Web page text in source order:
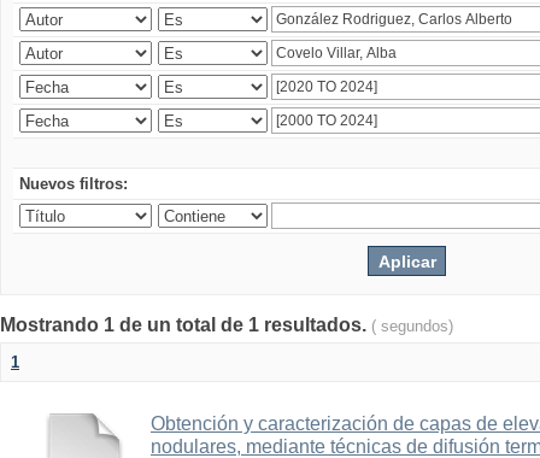
Nuevos filtros:
Mostrando 1 de un total de 1 resultados. ( segundos)
1
Obtención y caracterización de capas de
nodulares, mediante técnicas de difusión